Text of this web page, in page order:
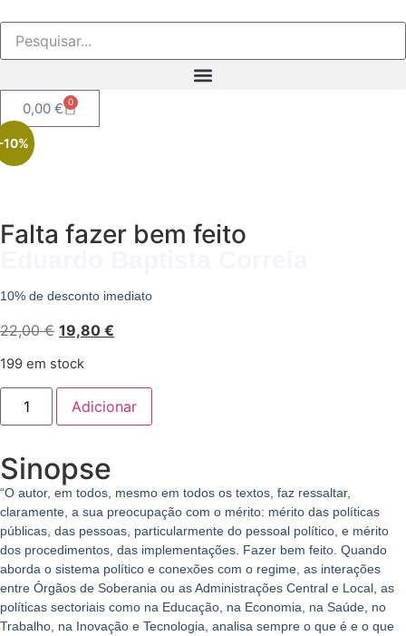
0,00 € 0
10%
Falta fazer bem feito
10% de desconto imediato
22,00€ 19,80 €
199 em stock
Adicionar
Sinopse
“O autor, em todos, mesmo em todos os textos, faz ressaltar,
claramente, a sua preocupação com o mérito: mérito das políticas
públicas, das pessoas, particularmente do pessoal político, e mérito
dos procedimentos, das implementações. Fazer bem feito. Quando
aborda o sistema político e conexões com o regime, as interações
entre Órgãos de Soberania ou as Administrações Central e Local, as
políticas sectoriais como na Educação, na Economia, na Saúde, no
Trabalho, na Inovação e Tecnologia, analisa sempre o que é e o que